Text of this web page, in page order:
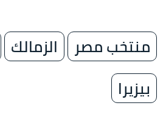
منتخب مصر الزمالك
بيزيرا